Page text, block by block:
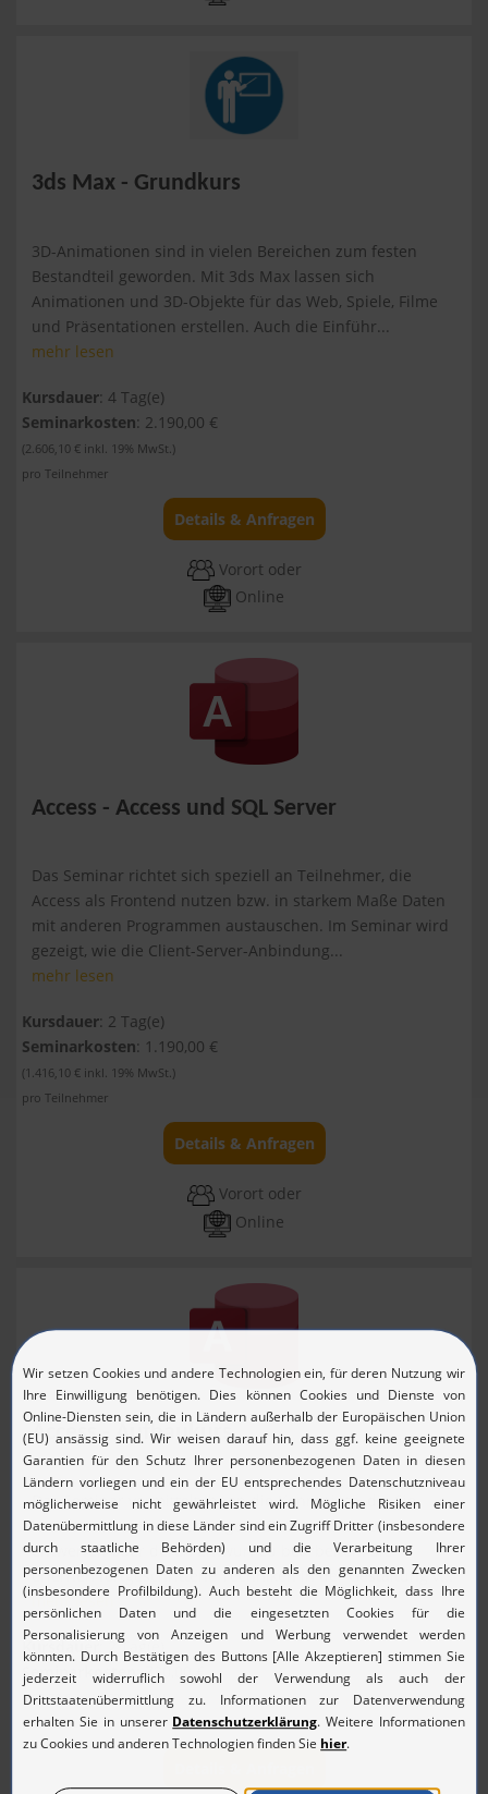
3ds Max - Grundkurs
3D-Animationen sind in vielen Bereichen zum festen
Bestandteil geworden. Mit 3ds Max lassen sich
Animationen und 3D-Objekte für das Web, Spiele, Filme
und Präsentationen erstellen. Auch die Einführ...
mehr lesen
Kursdauer: 4 Tag(e)
Seminarkosten: 2.190,00 €
(2.606,10 € inkl. 19% MwSt.)
pro Teilnehmer
Details & Anfragen
Vorort oder
Online
Access - Access und SQL Server
Das Seminar richtet sich speziell an Teilnehmer, die
Access als Frontend nutzen bzw. in starkem Maße Daten
mit anderen Programmen austauschen. Im Seminar wird
gezeigt, wie die Client-Server-Anbindung...
mehr lesen
Kursdauer: 2 Tag(e)
Seminarkosten: 1.190,00 €
(1.416,10 € inkl. 19% MwSt.)
pro Teilnehmer
Details & Anfragen
Vorort oder
Online
Access - Aufbaukurs
Das Seminar vermittelt Ihnen die Kenntnisse, die Sie
brauchen, um komplexe eigene Datenbanken zu
entwerfen oder deren Entwurf zu bearbeiten. Sie
erlernen fortgeschrittene Techniken in der Gestaltung v...
mehr lesen
Kursdauer : 2 Tag(e)
Seminarkosten
: 730,00 €
(868,70 € inkl. 19% MwSt.)
pro Teilnehmer